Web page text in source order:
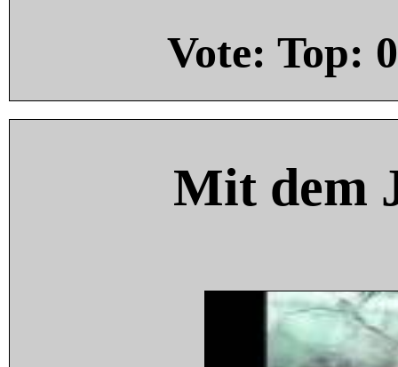
Vote: Top: 0
Mit dem